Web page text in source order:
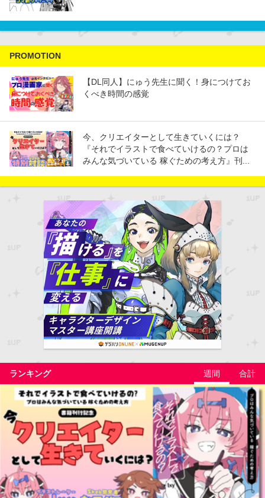
PROMOTION
【DL同人】にゅう先生に聞く！身につけてお
くべき時間の感覚
今、クリエイターとして生きていくには？
『それでイラストで食べていけるの？プロは
みんな気づいている 稼ぐための考え方』刊...
ランキング 週間 合計